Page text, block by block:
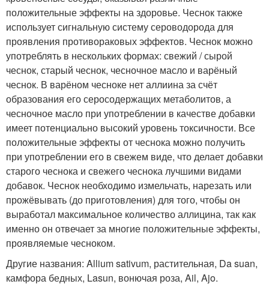
положительные эффекты на здоровье. Чеснок также
использует сигнальную систему сероводорода для
проявления противораковых эффектов. Чеснок можно
употреблять в нескольких формах: свежий / сырой
чеснок, старый чеснок, чесночное масло и варёный
чеснок. В варёном чесноке нет аллиина за счёт
образования его серосодержащих метаболитов, а
чесночное масло при употреблении в качестве добавки
имеет потенциально высокий уровень токсичности. Все
положительные эффекты от чеснока можно получить
при употреблении его в свежем виде, что делает добавки
старого чеснока и свежего чеснока лучшими видами
добавок. Чеснок необходимо измельчать, нарезать или
прожёвывать (до приготовления) для того, чтобы он
выработал максимальное количество аллицина, так как
именно он отвечает за многие положительные эффекты,
проявляемые чесноком.
Другие названия: Allium sativum, растительная, Da suan,
камфора бедных, Lasun, вонючая роза, Ail, Ajo.